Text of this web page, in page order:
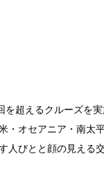
超えるクルーズを
・オセアニア・南太
びとと顔の見える